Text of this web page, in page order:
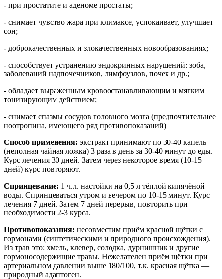
- при простатите и аденоме простаты;
- снимает чувство жара при климаксе, успокаивает, улучшает
сон;
- доброкачественных и злокачественных новообразованиях;
- способствует устранению эндокринных нарушений: зоба,
заболеваний надпочечников, лимфоузлов, почек и др.;
- обладает выраженным кровоостанавливающим и мягким
тонизирующим действием;
- снимает спазмы сосудов головного мозга (предпочтительнее
ноотропина, имеющего ряд противопоказаний).
Способ применения: экстракт принимают по 30-40 капель
(неполная чайная ложка) 3 раза в день за 30-40 минут до еды.
Курс лечения 30 дней. Затем через некоторое время (10-15
дней) курс повторяют.
Спринцевание: 1 ч.л. настойки на 0,5 л тёплой кипячёной
воды. Спринцеваться утром и вечером по 10-15 минут. Курс
лечения 7 дней. Затем 7 дней перерыв, повторить при
необходимости 2-3 курса.
Противопоказания: несовместим приём красной щётки с
гормонами (синтетическими и природного происхождения).
Из трав это: хмель, клевер, солодка, дурнишник и другие
гормоносодержищие травы. Нежелателен приём щётки при
артериальном давлении выше 180/100, т.к. красная щётка —
природный адаптоген.